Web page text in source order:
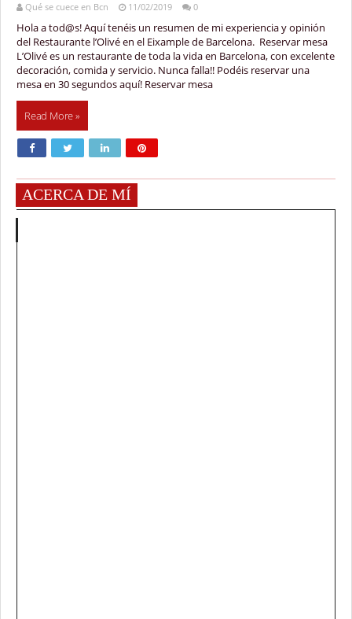
Qué se cuece en Bcn 11/02/2019 0
Hola a tod@s! Aquí tenéis un resumen de mi experiencia y opinión
del Restaurante l’Olivé en el Eixample de Barcelona. Reservar mesa
L’Olivé es un restaurante de toda la vida en Barcelona, con excelente
decoración, comida y servicio. Nunca falla!! Podéis reservar una
mesa en 30 segundos aquí! Reservar mesa
Read More »
ACERCA DE MÍ